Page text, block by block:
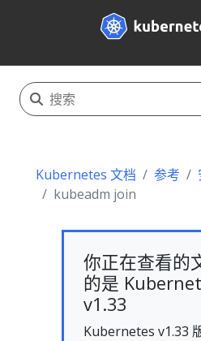
Kubernetes 文档 参考
kubeadm join
你正在查看的
的是
v1.33
Kubernetes v1.33